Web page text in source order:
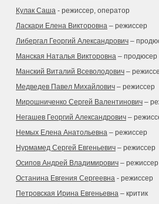
Кулак Саша - режиссер, оператор
Ласкари Елена Викторовна – режиссер
Либергал Георгий Александрович –
Манская Наталья Викторовна – продюсер
Манский Виталий Всеволодович –
Медведев Павел Михайлович – режиссер
Мирошниченко Сергей Валентинович –
Негашев Георгий Александрович –
Немых Елена Анатольевна – режиссер
Нурмамед Сергей Евгеньевич – режиссер
Осипов Андрей Владимирович – режиссер
Останина Евгения Сергеевна - режиссер
Петровская Ирина Евгеньевна – критик